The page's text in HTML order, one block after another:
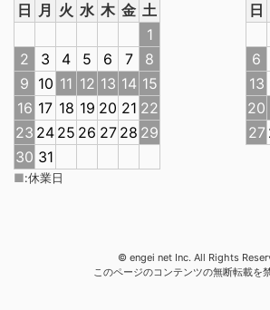
日 月 火 水 木 金 土
1
2
3 4 5 6 7
8
9 10 11 12 13 14 15
16 17 18 19 20 21 22
23 24 25 26 27 28 29
30 31
日
6
13
20
27
■:休業日
© engei net Inc. All Rights
このページのコンテンツの無断転載を